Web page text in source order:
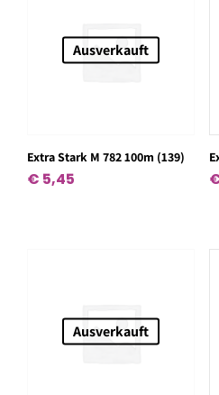
Ausverkauft
Extra Stark M 782 100m (139)
€ 5,45
Ausverkauft